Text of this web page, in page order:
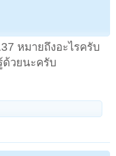
หมายถึงอะไรครับ
ด้วยนะครับ